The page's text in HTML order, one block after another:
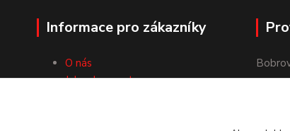
Informace pro zákazníky
O nás
Jak nakupovat